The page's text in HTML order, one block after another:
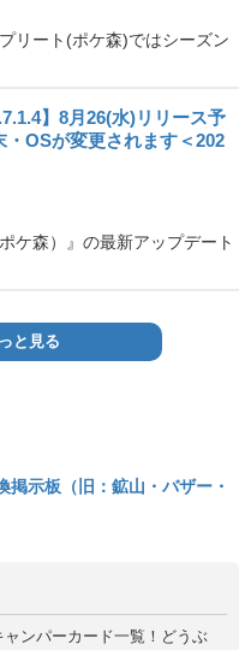
リート(ポケ森)ではシーズン
】8月26(水)リリース予
・OSが変更されます＜202
ケ森）』の最新アップデート
と見る
掲示板（旧：鉱山・バザー・
ャンパーカード一覧！どうぶ